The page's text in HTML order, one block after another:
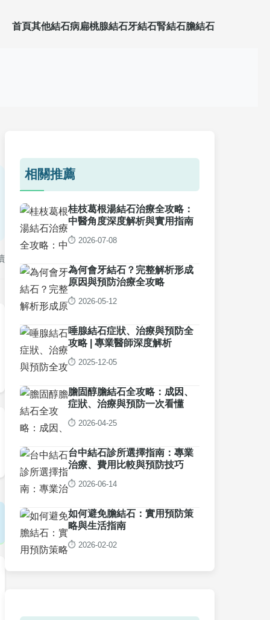
首頁其他結石病扁桃腺結石牙結石腎結石膽結石
相關推薦
桂枝葛根湯結石治療全攻略：
中醫角度深度解析與實用指南
⏱️ 2026-07-08
為何會牙結石？完整解析形成
原因與預防治療全攻略
⏱️ 2026-05-12
唾腺結石症狀、治療與預防全
攻略 | 專業醫師深度解析
⏱️ 2025-12-05
膽固醇膽結石全攻略：成因、
症狀、治療與預防一次看懂
⏱️ 2026-04-25
台中結石診所選擇指南：專業
治療、費用比較與預防技巧
⏱️ 2026-06-14
如何避免膽結石：實用預防策
略與生活指南
⏱️ 2026-02-02